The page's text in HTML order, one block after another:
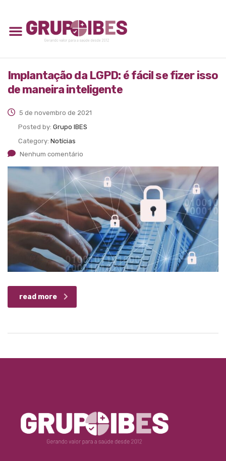
Implantação da LGPD: é fácil se fizer isso
de maneira inteligente
5 de novembro de 2021
Posted by: Grupo IBES
Category: Notícias
Nenhum comentário
read more